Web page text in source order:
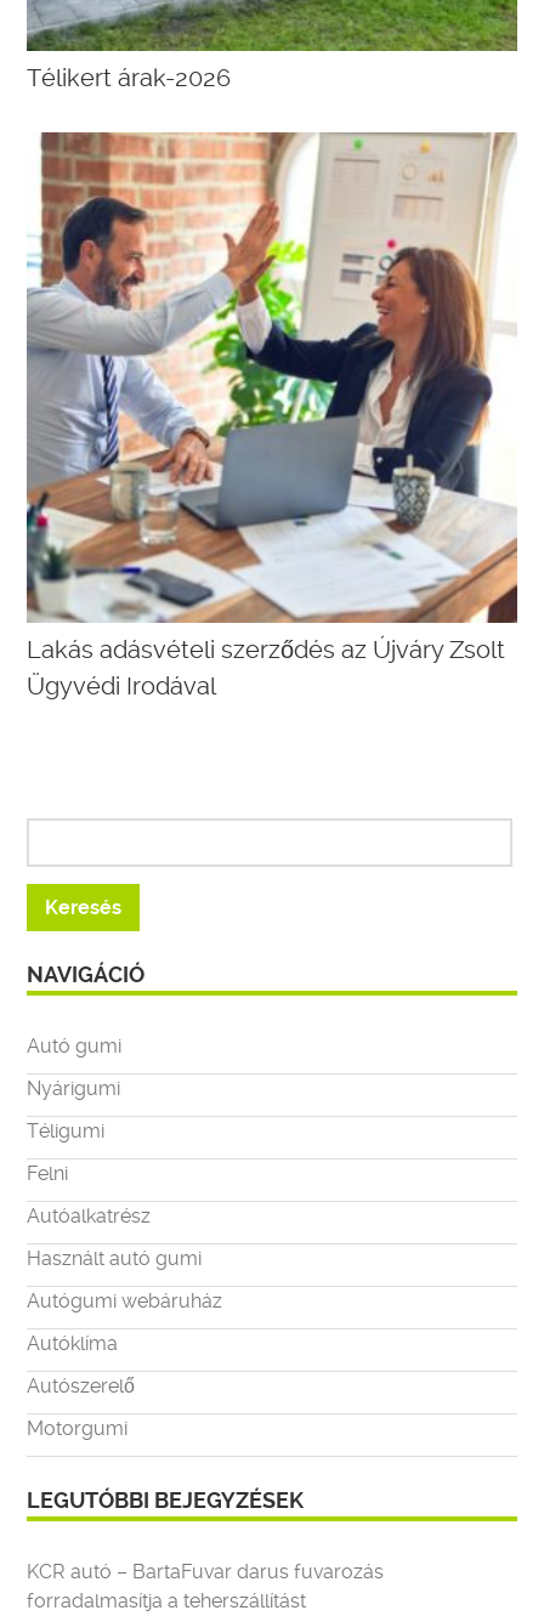
Télikert árak-2026
Lakás adásvételi szerződés az Újváry Zsolt
Ügyvédi Irodával
NAVIGÁCIÓ
Autó gumi
Nyárigumi
Téligumi
Felni
Autóalkatrész
Használt autó gumi
Autógumi webáruház
Autóklíma
Autószerelő
Motorgumi
LEGUTÓBBI BEJEGYZÉSEK
KCR autó – BartaFuvar darus fuvarozás
forradalmasítja a teherszállítást